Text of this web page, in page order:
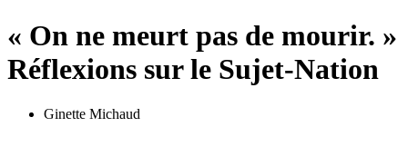
« On ne meurt pas de mourir. »
Réflexions sur le Sujet-Nation
Ginette Michaud